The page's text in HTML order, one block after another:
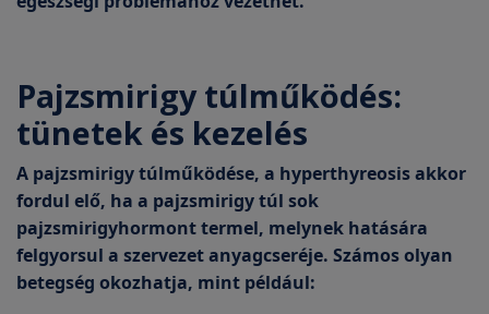
Pajzsmirigy túlműködés:
tünetek és kezelés
A pajzsmirigy túlműködése, a hyperthyreosis akkor
fordul elő, ha a pajzsmirigy túl sok
pajzsmirigyhormont termel, melynek hatására
felgyorsul a szervezet anyagcseréje. Számos olyan
betegség okozhatja, mint például: